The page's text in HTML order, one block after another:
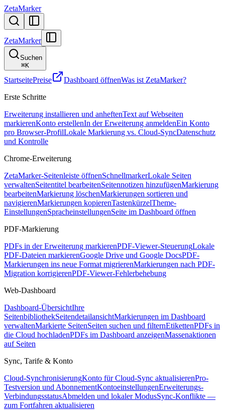
ZetaMarker
ZetaMarker
Suchen
⌘K
StartseitePreise Dashboard öffnenWas ist ZetaMarker?
Erste Schritte
Erweiterung installieren und anheftenText auf Webseiten
markierenKonto erstellenIn der Erweiterung anmeldenEin Konto
pro Browser-ProfilLokale Markierung vs. Cloud-SyncDatenschutz
und Kontrolle
Chrome-Erweiterung
ZetaMarker-Seitenleiste öffnenSchnellmarkerLokale Seiten
verwaltenSeitentitel bearbeitenSeitennotizen hinzufügenMarkierung
bearbeitenMarkierung löschenMarkierungen sortieren und
navigierenMarkierungen kopierenTastenkürzelTheme-
EinstellungenSpracheinstellungenSeite im Dashboard öffnen
PDF-Markierung
PDFs in der Erweiterung markierenPDF-Viewer-SteuerungLokale
PDF-Dateien markierenGoogle Drive und Google DocsPDF-
Markierungen ins neue Format migrierenMarkierungen nach PDF-
Migration korrigierenPDF-Viewer-Fehlerbehebung
Web-Dashboard
Dashboard-ÜbersichtIhre
SeitenbibliothekSeitendetailansichtMarkierungen im Dashboard
verwaltenMarkierte SeitenSeiten suchen und filternEtikettenPDFs in
die Cloud hochladenPDFs im Dashboard anzeigenMassenaktionen
auf Seiten
Sync, Tarife & Konto
Cloud-SynchronisierungKonto für Cloud-Sync aktualisierenPro-
Testversion und AbonnementKontoeinstellungenErweiterungs-
VerbindungsstatusAbmelden und lokaler ModusSync-Konflikte —
zum Fortfahren aktualisieren